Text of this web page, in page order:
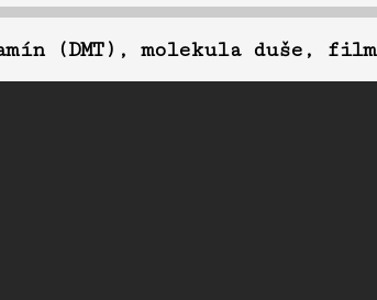
(DMT), molekula duše, film